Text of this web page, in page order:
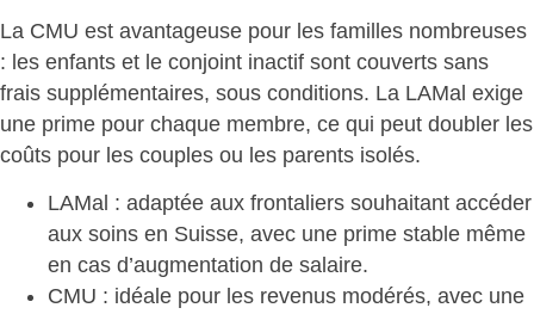
La CMU est avantageuse pour les familles nombreuses
: les enfants et le conjoint inactif sont couverts sans
frais supplémentaires, sous conditions. La LAMal exige
une prime pour chaque membre, ce qui peut doubler les
coûts pour les couples ou les parents isolés.
LAMal : adaptée aux frontaliers souhaitant accéder
aux soins en Suisse, avec une prime stable même
en cas d’augmentation de salaire.
CMU : idéale pour les revenus modérés, avec une